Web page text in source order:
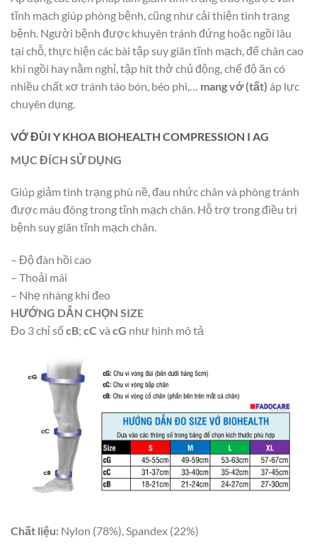
tĩnh mạch giúp phòng bệnh, cũng như cải thiện tình trạng
bệnh. Người bệnh được khuyên tránh đứng hoặc ngồi lâu
tại chỗ, thực hiện các bài tập suy giãn tĩnh mạch, để chân cao
khi ngồi hay nằm nghỉ, tập hít thở chủ động, chế độ ăn có
nhiều chất xơ tránh táo bón, béo phì,… mang vớ (tất) áp lực
chuyên dụng.
VỚ ĐÙI Y KHOA BIOHEALTH COMPRESSION I AG
MỤC ĐÍCH SỬ DỤNG
Giúp giảm tình trạng phù nề, đau nhức chân và phòng tránh
được máu đông trong tĩnh mạch chân. Hỗ trợ trong điều trị
bệnh suy giãn tĩnh mạch chân.
– Độ đàn hồi cao
– Thoải mái
– Nhẹ nhàng khi đeo
HƯỚNG DẪN CHỌN SIZE
Đo 3 chỉ sốcB; cC và cG như hình mô tả
Chất liệu: Nylon (78%), Spandex (22%)